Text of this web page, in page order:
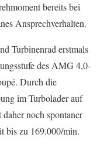
bereits bei
Ansprechverhalten.
Turbinenrad erstmals
des AMG 4,0-
Durch die
im Turbolader auf
noch spontaner
bis zu 169.000/min.